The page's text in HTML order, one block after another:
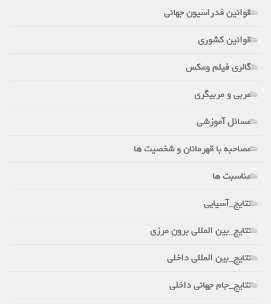
قوانین فدراسیون جهانی
قوانین کشوری
گالری فیلم وعکس
مربی و مربیگری
مسائل آموزشی
مصاحبه با قهرمانان و شخصیت ها
مناسبت ها
نتایج_آسیایی
نتایج_بین المللی برون مرزی
نتایج_بین المللی داخلی
نتایج_جام جهانی داخلی